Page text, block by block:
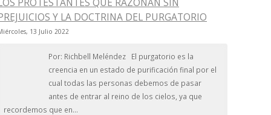
Y LA DOCTRINA DEL PURGATORIO
13 Julio 2022
Por: Richbell Meléndez El purgatorio es la
creencia en un estado de purificación final por el
cual todas las personas debemos de pasar
antes de entrar al reino de los cielos, ya que
recordemos que en...